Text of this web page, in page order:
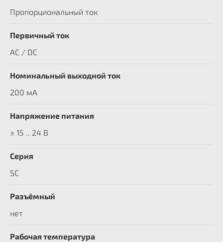
Пропорциональный ток
Первичный ток
AC / DC
Номинальный выходной ток
200 мА
Напряжение питания
± 15 .. 24 В
Серия
SC
Разъёмный
нет
Рабочая температура